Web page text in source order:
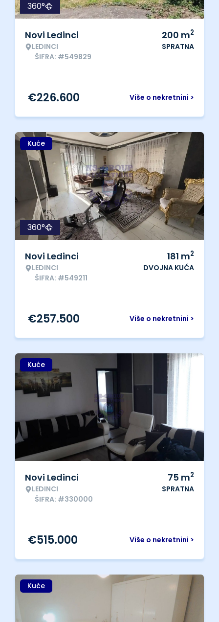
360°
Novi Ledinci
LEDINCI
ŠIFRA: #549829
200 m2
SPRATNA
Više o nekretnini >
€226.600
Kuće
360°
Novi Ledinci
LEDINCI
ŠIFRA: #549211
181 m2
DVOJNA KUĆA
Više o nekretnini >
€257.500
Kuće
Novi Ledinci
LEDINCI
ŠIFRA: #330000
75 m2
SPRATNA
Više o nekretnini >
€515.000
Kuće